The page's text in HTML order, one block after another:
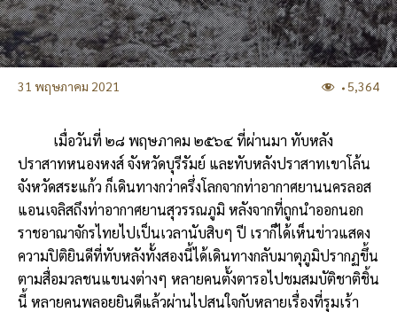
เมื่อวันที่ ๒๘ พฤษภาคม ๒๕๖๔ ที่ผ่านมา ทับหลัง
ปราสาทหนองหงส์ จังหวัดบุรีรัมย์ และทับหลังปราสาทเขาโล้น
จังหวัดสระแก้ว ก็เดินทางกว่าครึ่งโลกจากท่าอากาศยานนครลอส
แอนเจลิสถึงท่าอากาศยานสุวรรณภูมิ หลังจากที่ถูกนำออกนอก
ราชอาณาจักรไทยไปเป็นเวลานับสิบๆ ปี เราก็ได้เห็นข่าวแสดง
ความปิติยินดีที่ทับหลังทั้งสองนี้ได้เดินทางกลับมาตุภูมิปรากฏขึ้น
ตามสื่อมวลชนแขนงต่างๆ หลายคนตั้งตารอไปชมสมบัติชาติชิ้น
นี้ หลายคนพลอยยินดีแล้วผ่านไปสนใจกับหลายเรื่องที่รุมเร้า
5,364
31 พฤษภาคม 2021